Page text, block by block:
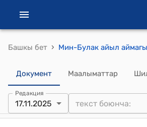
Башкы бет ›
Документ Маалыматтар
Редакция
17.11.2025